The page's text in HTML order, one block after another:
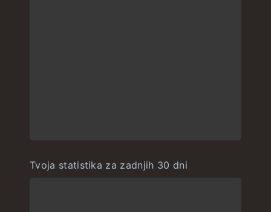
Tvoja statistika za zadnjih 30 dni